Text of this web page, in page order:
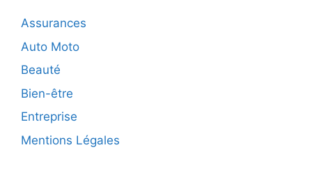
Assurances
Auto Moto
Beauté
Bien-être
Entreprise
Mentions Légales